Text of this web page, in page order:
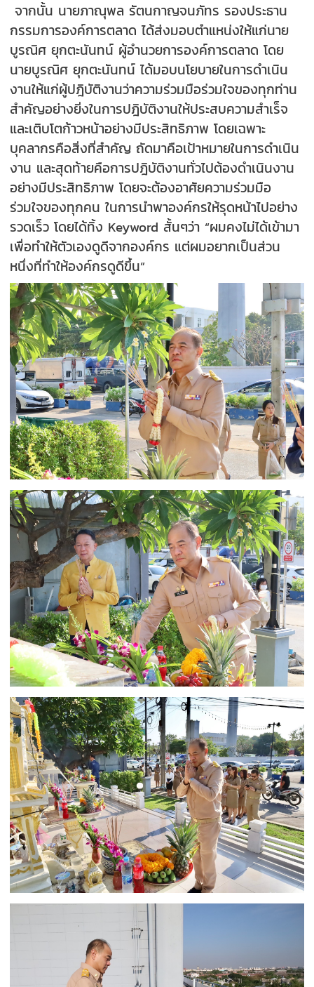
จากนั้น นายภาณุพล รัตนกาญจนภัทร รองประธาน
กรรมการองค์การตลาด ได้ส่งมอบตำแหน่งให้แก่นาย
บูรณิศ ยุกตะนันทน์ ผู้อำนวยการองค์การตลาด โดย
นายบูรณิศ ยุกตะนันทน์ ได้มอบนโยบายในการดำเนิน
งานให้แก่ผู้ปฎิบัติงานว่าความร่วมมือร่วมใจของทุกท่าน
สำคัญอย่างยิ่งในการปฎิบัติงานให้ประสบความสำเร็จ
และเติบโตก้าวหน้าอย่างมีประสิทธิภาพ โดยเฉพาะ
บุคลากรคือสิ่งที่สำคัญ ถัดมาคือเป้าหมายในการดำเนิน
งาน และสุดท้ายคือการปฎิบัติงานทั่วไปต้องดำเนินงาน
อย่างมีประสิทธิภาพ โดยจะต้องอาศัยความร่วมมือ
ร่วมใจของทุกคน ในการนำพาองค์กรให้รุดหน้าไปอย่าง
รวดเร็ว โดยได้ทิ้ง Keyword สั้นๆว่า “ผมคงไม่ได้เข้ามา
เพื่อทำให้ตัวเองดูดีจากองค์กร แต่ผมอยากเป็นส่วน
หนึ่งที่ทำให้องค์กรดูดีขึ้น”